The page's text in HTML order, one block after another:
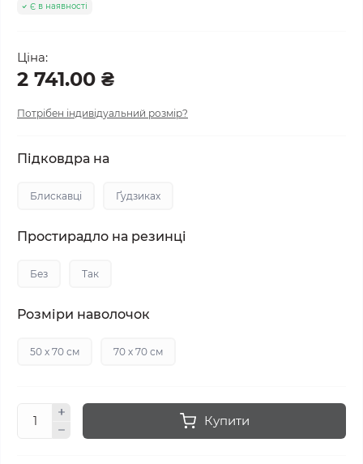
Є в наявності
Ціна:
2 741.00 ₴
Потрібен індивідуальний розмір?
Підковдра на
Блискавці Ґудзиках
Простирадло на резинці
Без Так
Розміри наволочок
50 х 70 см 70 х 70 см
Купити